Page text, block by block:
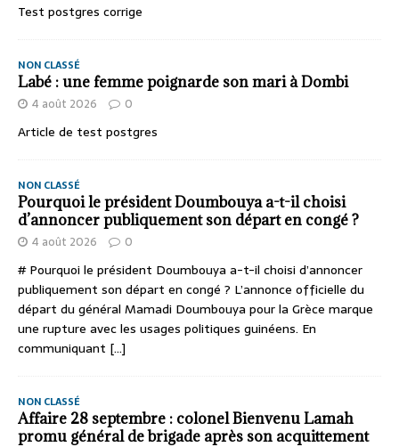
Test postgres corrige
NON CLASSÉ
Labé : une femme poignarde son mari à Dombi
4 août 2026 0
Article de test postgres
NON CLASSÉ
Pourquoi le président Doumbouya a-t-il choisi
d’annoncer publiquement son départ en congé ?
4 août 2026 0
# Pourquoi le président Doumbouya a-t-il choisi d’annoncer
publiquement son départ en congé ? L’annonce officielle du
départ du général Mamadi Doumbouya pour la Grèce marque
une rupture avec les usages politiques guinéens. En
communiquant [...]
NON CLASSÉ
Affaire 28 septembre : colonel Bienvenu Lamah
promu général de brigade après son acquittement